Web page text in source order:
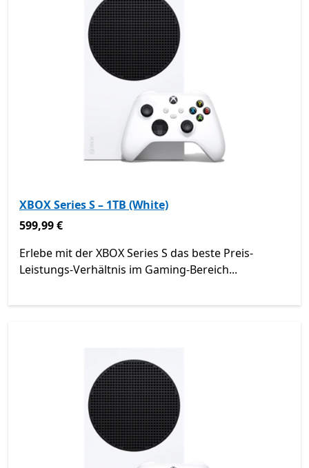
XBOX Series S – 1TB (White)
599,99 €
599,99 €
Erlebe mit der XBOX Series S das beste Preis-
Leistungs-Verhältnis im Gaming-Bereich...